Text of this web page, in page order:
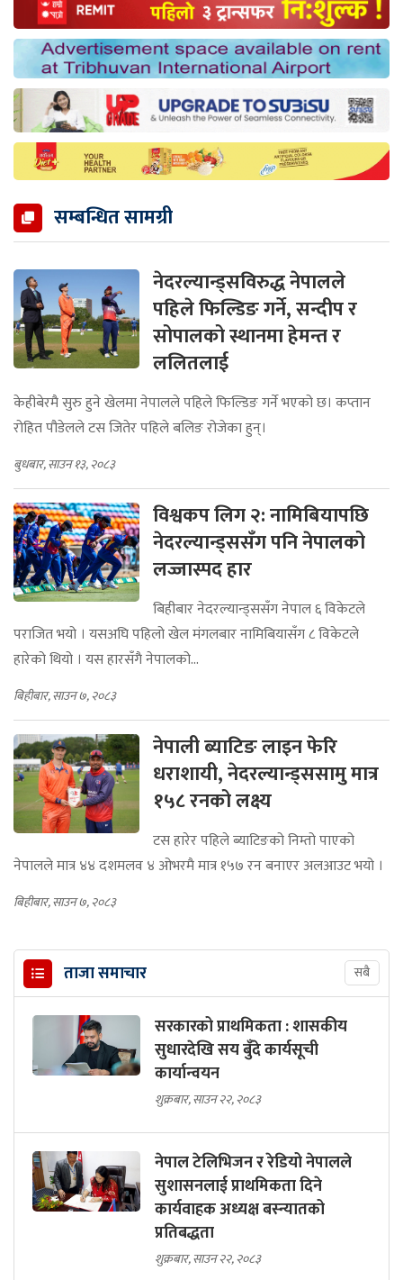
सम्बन्धित सामग्री
नेदरल्यान्ड्सविरुद्ध नेपालले
पहिले फिल्डिङ गर्ने, सन्दीप र
सोपालको स्थानमा हेमन्त र
ललितलाई
केहीबेरमै सुरु हुने खेलमा नेपालले पहिले फिल्डिङ गर्ने भएको छ। कप्तान
रोहित पौडेलले टस जितेर पहिले बलिङ रोजेका हुन्।
बुधबार, साउन १३, २०८३
विश्वकप लिग २: नामिबियापछि
नेदरल्यान्ड्ससँग पनि नेपालको
लज्जास्पद हार
बिहीबार नेदरल्यान्ड्ससँग नेपाल ६ विकेटले
पराजित भयो । यसअघि पहिलो खेल मंगलबार नामिबियासँग ८ विकेटले
हारेको थियो । यस हारसँगै नेपालको...
बिहीबार, साउन ७, २०८३
नेपाली ब्याटिङ लाइन फेरि
धराशायी, नेदरल्यान्ड्ससामु मात्र
१५८ रनको लक्ष्य
टस हारेर पहिले ब्याटिङको निम्तो पाएको
नेपालले मात्र ४४ दशमलव ४ ओभरमै मात्र १५७ रन बनाएर अलआउट भयो ।
बिहीबार, साउन ७, २०८३
ताजा समाचार सबै
सरकारको प्राथमिकता : शासकीय
सुधारदेखि सय बुँदे कार्यसूची
कार्यान्वयन
शुक्रबार, साउन २२, २०८३
नेपाल टेलिभिजन र रेडियो नेपालले
सुशासनलाई प्राथमिकता दिने
कार्यवाहक अध्यक्ष बस्न्यातको
प्रतिबद्धता
शुक्रबार, साउन २२, २०८३